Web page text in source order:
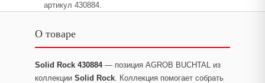
артикул 430884.
О товаре
Solid Rock 430884— позиция AGROB BUCHTAL из
коллекции Solid Rock. Коллекция помогает собрать